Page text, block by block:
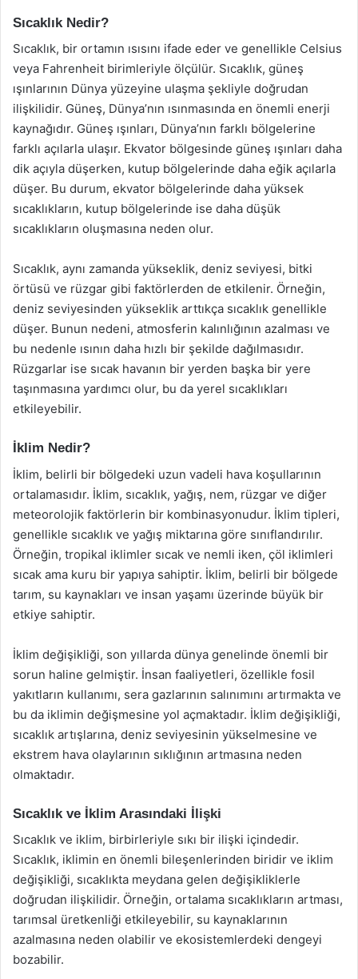
Sıcaklık Nedir?
Sıcaklık, bir ortamın ısısını ifade eder ve genellikle Celsius
veya Fahrenheit birimleriyle ölçülür. Sıcaklık, güneş
ışınlarının Dünya yüzeyine ulaşma şekliyle doğrudan
ilişkilidir. Güneş, Dünya’nın ısınmasında en önemli enerji
kaynağıdır. Güneş ışınları, Dünya’nın farklı bölgelerine
farklı açılarla ulaşır. Ekvator bölgesinde güneş ışınları daha
dik açıyla düşerken, kutup bölgelerinde daha eğik açılarla
düşer. Bu durum, ekvator bölgelerinde daha yüksek
sıcaklıkların, kutup bölgelerinde ise daha düşük
sıcaklıkların oluşmasına neden olur.
Sıcaklık, aynı zamanda yükseklik, deniz seviyesi, bitki
örtüsü ve rüzgar gibi faktörlerden de etkilenir. Örneğin,
deniz seviyesinden yükseklik arttıkça sıcaklık genellikle
düşer. Bunun nedeni, atmosferin kalınlığının azalması ve
bu nedenle ısının daha hızlı bir şekilde dağılmasıdır.
Rüzgarlar ise sıcak havanın bir yerden başka bir yere
taşınmasına yardımcı olur, bu da yerel sıcaklıkları
etkileyebilir.
İklim Nedir?
İklim, belirli bir bölgedeki uzun vadeli hava koşullarının
ortalamasıdır. İklim, sıcaklık, yağış, nem, rüzgar ve diğer
meteorolojik faktörlerin bir kombinasyonudur. İklim tipleri,
genellikle sıcaklık ve yağış miktarına göre sınıflandırılır.
Örneğin, tropikal iklimler sıcak ve nemli iken, çöl iklimleri
sıcak ama kuru bir yapıya sahiptir. İklim, belirli bir bölgede
tarım, su kaynakları ve insan yaşamı üzerinde büyük bir
etkiye sahiptir.
İklim değişikliği, son yıllarda dünya genelinde önemli bir
sorun haline gelmiştir. İnsan faaliyetleri, özellikle fosil
yakıtların kullanımı, sera gazlarının salınımını artırmakta ve
bu da iklimin değişmesine yol açmaktadır. İklim değişikliği,
sıcaklık artışlarına, deniz seviyesinin yükselmesine ve
ekstrem hava olaylarının sıklığının artmasına neden
olmaktadır.
Sıcaklık ve İklim Arasındaki İlişki
Sıcaklık ve iklim, birbirleriyle sıkı bir ilişki içindedir.
Sıcaklık, iklimin en önemli bileşenlerinden biridir ve iklim
değişikliği, sıcaklıkta meydana gelen değişikliklerle
doğrudan ilişkilidir. Örneğin, ortalama sıcaklıkların artması,
tarımsal üretkenliği etkileyebilir, su kaynaklarının
azalmasına neden olabilir ve ekosistemlerdeki dengeyi
bozabilir.